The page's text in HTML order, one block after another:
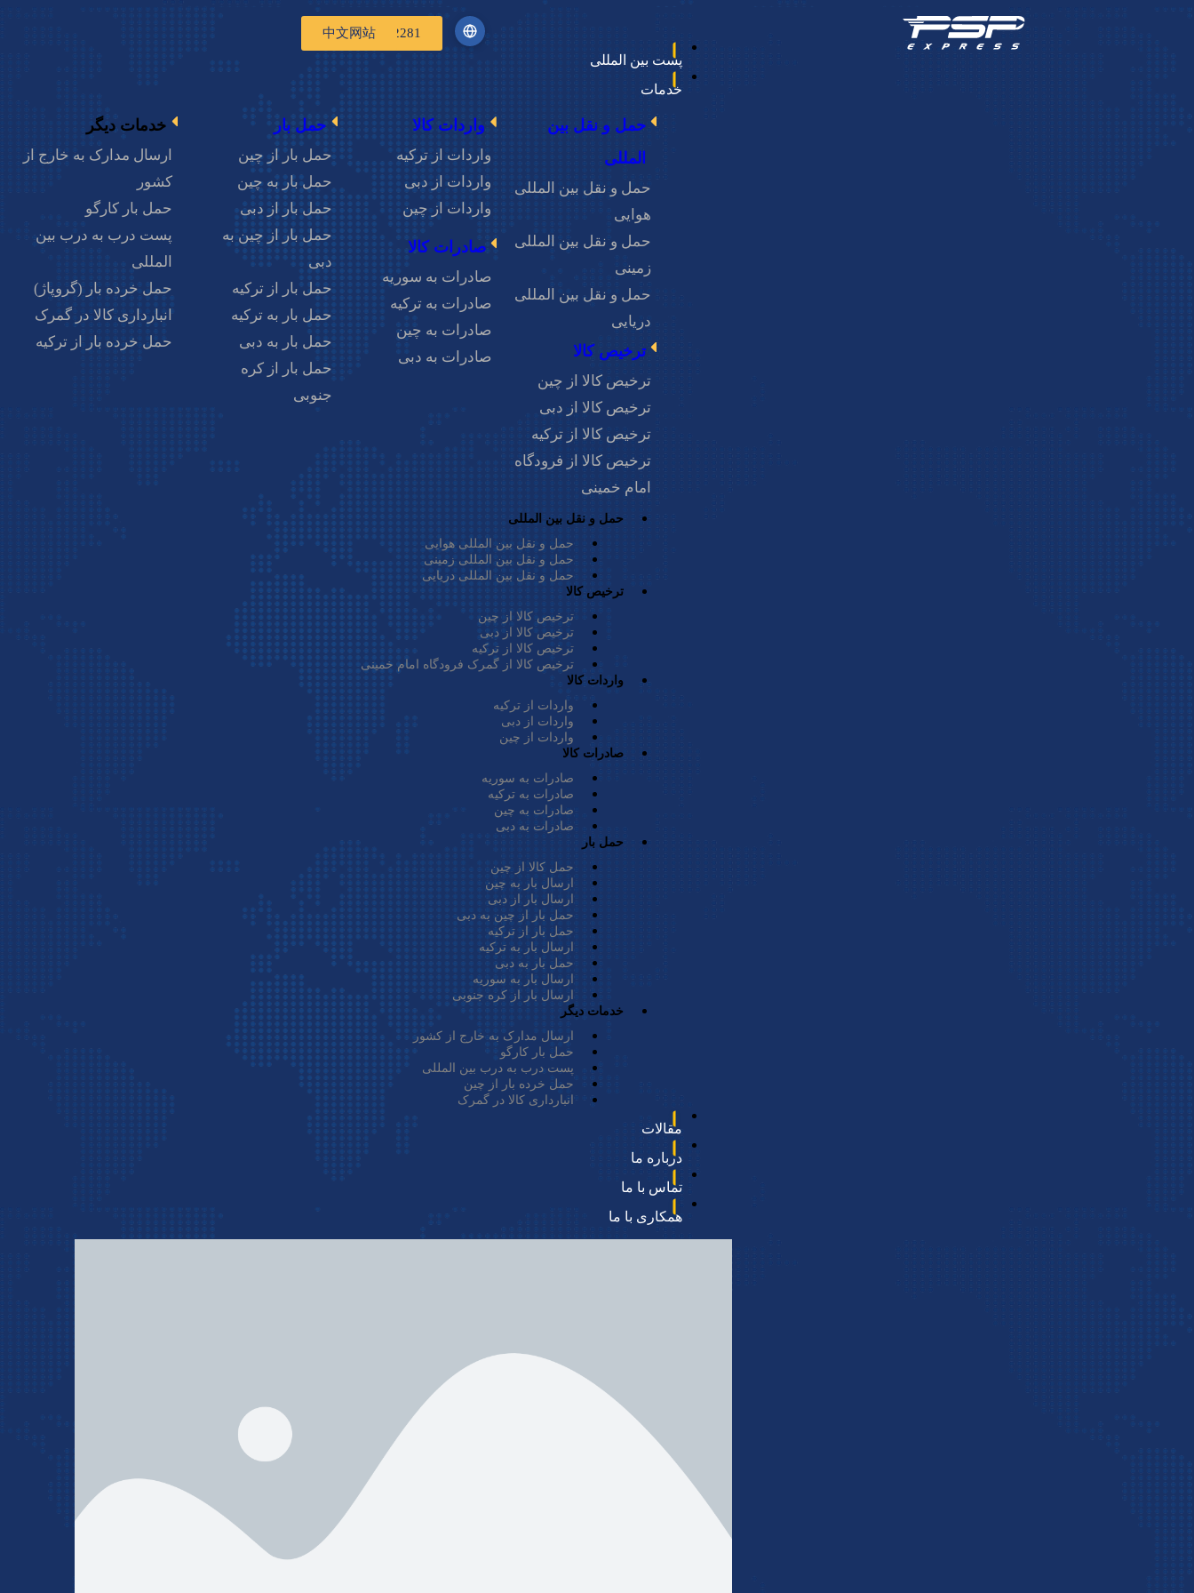
پست بین المللی
خدمات
حمل و نقل بین المللی
هوایی
حمل و نقل بین المللی
زمینی
حمل و نقل بین المللی
دریایی
حمل و نقل بین
المللی
ترخیص کالا از چین
ترخیص کالا از دبی
ترخیص کالا از ترکیه
ترخیص کالا از فرودگاه
امام خمینی
ترخیص کالا
واردات از ترکیه
واردات از دبی
واردات از چین
واردات کالا
صادرات به سوریه
صادرات به ترکیه
صادرات به چین
صادرات به دبی
صادرات کالا
حمل بار از چین
حمل بار به چین
حمل بار از دبی
حمل بار از چین به
دبی
حمل بار از ترکیه
حمل بار به ترکیه
حمل بار به دبی
حمل بار از کره
جنوبی
حمل بار
ارسال مدارک به خارج از
کشور
حمل بار کارگو
پست درب به درب بین
المللی
حمل خرده بار (گروپاژ)
انبارداری کالا در گمرک
حمل خرده بار از ترکیه
خدمات دیگر
حمل و نقل بین المللی
حمل و نقل بین المللی هوایی
حمل و نقل بین المللی زمینی
حمل و نقل بین المللی دریایی
ترخیص کالا
ترخیص کالا از چین
ترخیص کالا از دبی
ترخیص کالا از ترکیه
ترخیص کالا از گمرک فرودگاه امام خمینی
واردات کالا
واردات از ترکیه
واردات از دبی
واردات از چین
صادرات کالا
صادرات به سوریه
صادرات به ترکیه
صادرات به چین
صادرات به دبی
حمل بار
حمل کالا از چین
ارسال بار به چین
ارسال بار از دبی
حمل بار از چین به دبی
حمل بار از ترکیه
ارسال بار به ترکیه
حمل بار به دبی
ارسال بار به سوریه
ارسال بار از کره جنوبی
خدمات دیگر
ارسال مدارک به خارج از کشور
حمل بار کارگو
پست درب به درب بین المللی
حمل خرده بار از چین
انبارداری کالا در گمرک
مقالات
درباره ما
تماس با ما
همکاری با ما
02142281
中文网站
استعلام قیمت
به طور کلی، دو روش اصلی برای حمل بار از هند به ایران وجود دارد که هر یک مزایا و معایب خاص خود را دارند: